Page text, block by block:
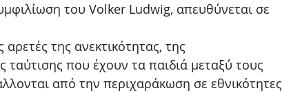
του Volker Ludwig, απευθύνεται σε
της ανεκτικότητας, της
που έχουν τα παιδιά μεταξύ τους
από την περιχαράκωση σε εθνικότητες